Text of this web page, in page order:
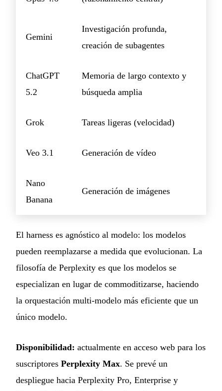
Gemini
Investigación profunda,
creación de subagentes
ChatGPT
5.2
Memoria de largo contexto y
búsqueda amplia
Grok Tareas ligeras (velocidad)
Veo 3.1 Generación de vídeo
Nano
Banana
Generación de imágenes
El harness es agnóstico al modelo: los modelos
pueden reemplazarse a medida que evolucionan. La
filosofía de Perplexity es que los modelos se
especializan en lugar de commoditizarse, haciendo
la orquestación multi-modelo más eficiente que un
único modelo.
Disponibilidad: actualmente en acceso web para los
suscriptores Perplexity Max. Se prevé un
despliegue hacia Perplexity Pro, Enterprise y